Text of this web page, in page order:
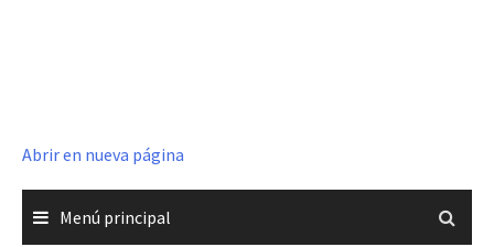
Abrir en nueva página
Menú principal